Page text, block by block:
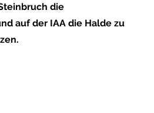
die
auf der IAA die Halde zu